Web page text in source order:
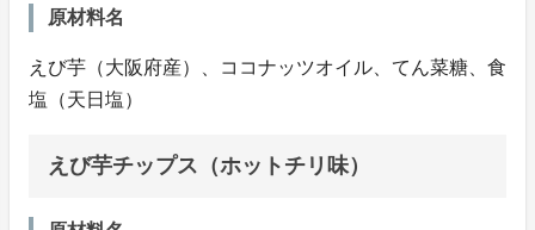
原材料名
えび芋（大阪府産）、ココナッツオイル、てん菜糖、食
塩（天日塩）
えび芋チップス（ホットチリ味）